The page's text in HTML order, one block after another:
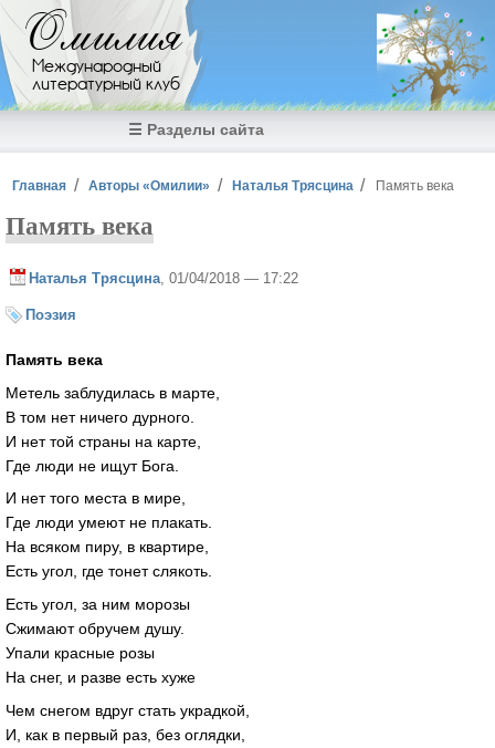
Перейти к основному содержанию
Омилия
Международный
литературный клуб
☰ Разделы сайта
Вы здесь
Главная Авторы «Омилии» Наталья Трясцина Память века
Память века
Наталья Трясцина , 01/04/2018 — 17:22
Поэзия
Память века
Метель заблудилась в марте,
В том нет ничего дурного.
И нет той страны на карте,
Где люди не ищут Бога.
И нет того места в мире,
Где люди умеют не плакать.
На всяком пиру, в квартире,
Есть угол, где тонет слякоть.
Есть угол, за ним морозы
Сжимают обручем душу.
Упали красные розы
На снег, и разве есть хуже
Чем снегом вдруг стать украдкой,
И, как в первый раз, без оглядки,